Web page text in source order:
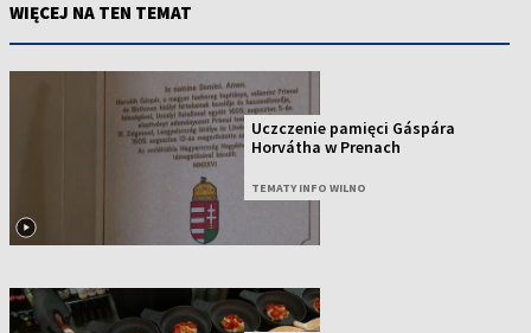
WIĘCEJ NA TEN TEMAT
Uczczenie pamięci Gáspára
Horvátha w Prenach
TEMATY INFO WILNO